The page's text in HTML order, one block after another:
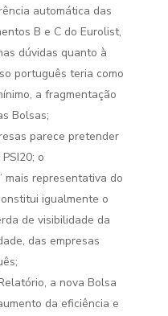
automática das
B e C do Eurolist,
dúvidas quanto à
português teria como
a fragmentação
Bolsas;
parece pretender
o
mais representativa do
igualmente o
de visibilidade da
das empresas
a nova Bolsa
da eficiência e